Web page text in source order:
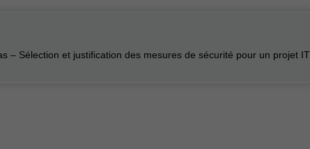
– Sélection et justification des mesures de sécurité pour un projet IT